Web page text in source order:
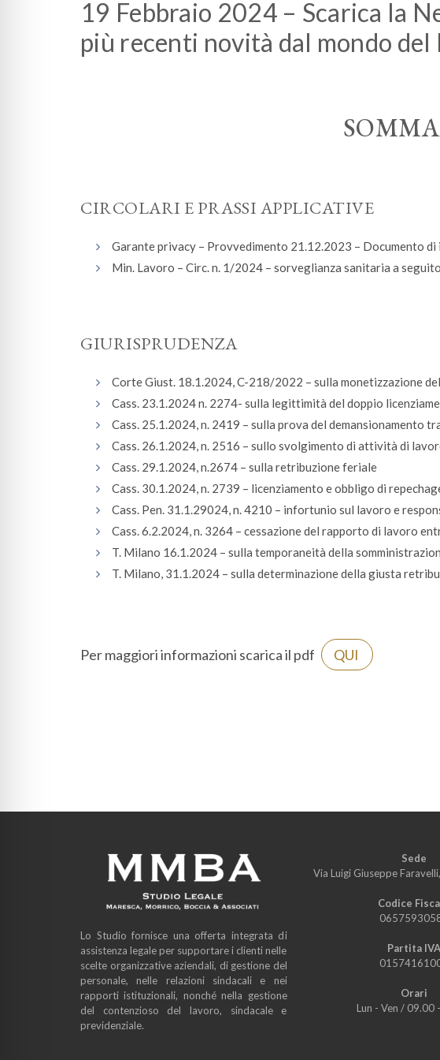
19 Febbraio 2024 – Scarica la
più recenti novità dal mondo
CIRCOLARI E PRASSI APPLICATIVE
Garante privacy – Provvedimento 21.12.2023 – Documento
Min. Lavoro – Circ. n. 1/2024 – sorveglianza sanitaria a
GIURISPRUDENZA
Corte Giust. 18.1.2024, C-218/2022 – sulla monetizzazione
Cass. 23.1.2024 n. 2274- sulla legittimità del doppio
Cass. 25.1.2024, n. 2419 – sulla prova del demansionamento
Cass. 26.1.2024, n. 2516 – sullo svolgimento di attività di
Cass. 29.1.2024, n.2674 – sulla retribuzione feriale
Cass. 30.1.2024, n. 2739 – licenziamento e obbligo di
Cass. Pen. 31.1.29024, n. 4210 – infortunio sul lavoro e
Cass. 6.2.2024, n. 3264 – cessazione del rapporto di lavoro
T. Milano 16.1.2024 – sulla temporaneità della
T. Milano, 31.1.2024 – sulla determinazione della giusta
Per maggiori informazioni scarica il pdf QUI
Lo Studio fornisce una offerta integrata di
assistenza legale per supportare i clienti nelle
scelte organizzative aziendali, di gestione del
personale, nelle relazioni sindacali e nei
rapporti istituzionali, nonché nella gestione
del contenzioso del lavoro, sindacale e
previdenziale.
Sede
Via Luigi Giuseppe
Codice
Partita IVA
Orari
Lun - Ven/ 09.00